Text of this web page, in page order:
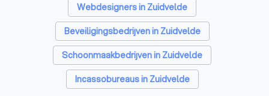
Webdesigners in Zuidvelde
Beveiligingsbedrijven in Zuidvelde
Schoonmaakbedrijven in Zuidvelde
Incassobureaus in Zuidvelde